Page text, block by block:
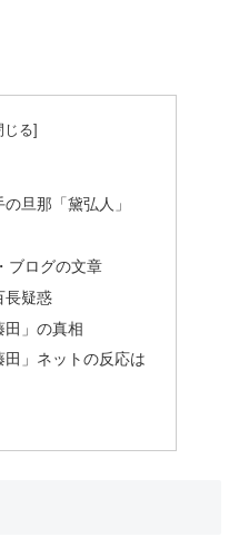
旦那「黛弘人」
ブログの文章
長疑惑
田」の真相
」ネットの反応は